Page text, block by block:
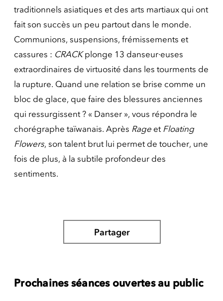
traditionnels asiatiques et des arts martiaux qui ont
fait son succès un peu partout dans le monde.
Communions, suspensions, frémissements et
cassures : CRACKplonge 13 danseur·euses
extraordinaires de virtuosité dans les tourments de
la rupture. Quand une relation se brise comme un
bloc de glace, que faire des blessures anciennes
qui ressurgissent ? « Danser », vous répondra le
chorégraphe taïwanais. Après Rage et Floating
Flowers, son talent brut lui permet de toucher, une
fois de plus, à la subtile profondeur des
sentiments.
Partager
Prochaines séances ouvertes au public